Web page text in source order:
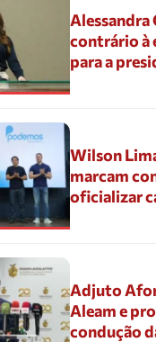
contrário à
para a
Wilson
marcam
oficializar
Adjuto
Aleam e
condução